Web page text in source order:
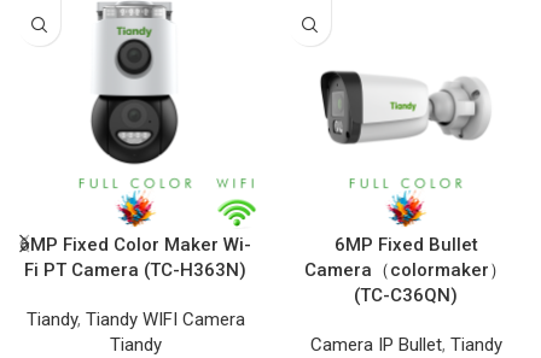
6MP Fixed Color Maker Wi-
Fi PT Camera (TC-H363N)
Tiandy, Tiandy WIFI Camera
Tiandy
6MP Fixed Bullet
Camera（colormaker）
(TC-C36QN)
Camera IP Bullet, Tiandy